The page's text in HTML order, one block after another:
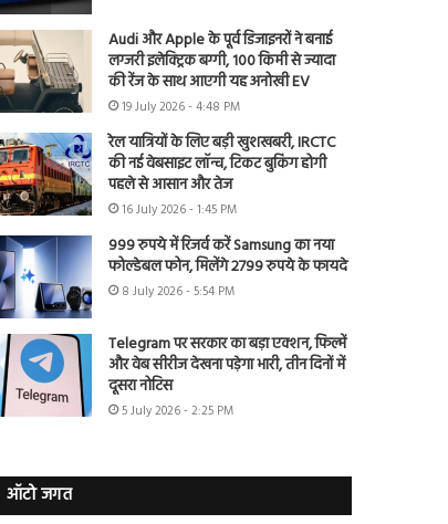
Audi और Apple के पूर्व डिजाइनरों ने बनाई
लग्जरी इलेक्ट्रिक बग्गी, 100 किमी से ज्यादा
की रेंज के साथ आएगी यह अनोखी EV
19 July 2026 - 4:48 PM
रेल यात्रियों के लिए बड़ी खुशखबरी, IRCTC
की नई वेबसाइट लॉन्च, टिकट बुकिंग होगी
पहले से आसान और तेज
16 July 2026 - 1:45 PM
999 रुपये में रिजर्व करें Samsung का नया
फोल्डेबल फोन, मिलेंगे 2799 रुपये के फायदे
8 July 2026 - 5:54 PM
Telegram पर सरकार का बड़ा एक्शन, फिल्में
और वेब सीरीज देखना पड़ेगा भारी, तीन दिनों में
दूसरा नोटिस
5 July 2026 - 2:25 PM
ऑटो जगत